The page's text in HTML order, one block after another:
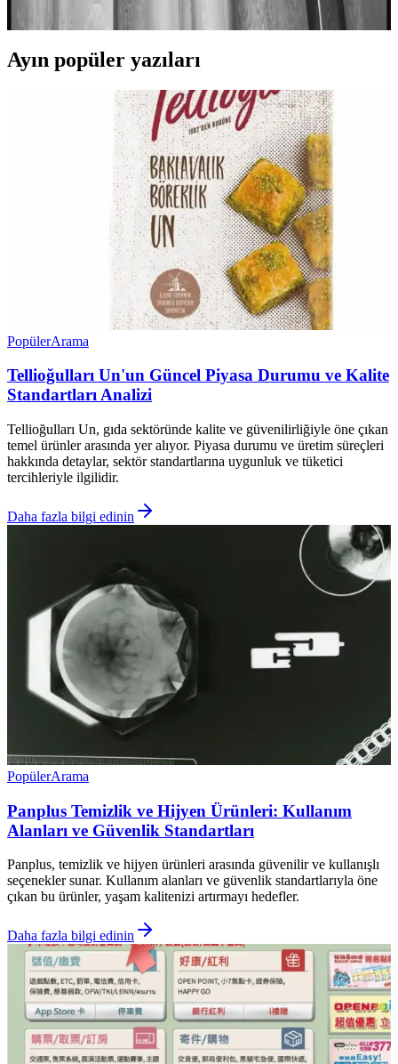
Ayın popüler yazıları
PopülerArama
Tellioğulları Un'un Güncel Piyasa Durumu ve Kalite
Standartları Analizi
Tellioğulları Un, gıda sektöründe kalite ve güvenilirliğiyle öne çıkan
temel ürünler arasında yer alıyor. Piyasa durumu ve üretim süreçleri
hakkında detaylar, sektör standartlarına uygunluk ve tüketici
tercihleriyle ilgilidir.
Daha fazla bilgi edinin
PopülerArama
Panplus Temizlik ve Hijyen Ürünleri: Kullanım
Alanları ve Güvenlik Standartları
Panplus, temizlik ve hijyen ürünleri arasında güvenilir ve kullanışlı
seçenekler sunar. Kullanım alanları ve güvenlik standartlarıyla öne
çıkan bu ürünler, yaşam kalitenizi artırmayı hedefler.
Daha fazla bilgi edinin